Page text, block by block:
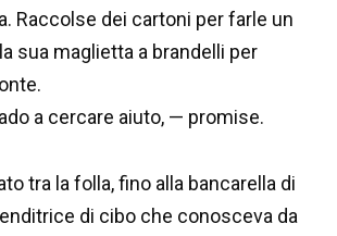
Raccolse dei cartoni per farle un
sua maglietta a brandelli per
a cercare aiuto, — promise.
tra la folla, fino alla bancarella di
di cibo che conosceva da